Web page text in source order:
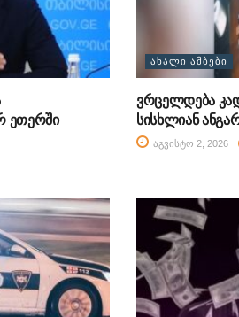
ეთერში
ᲐᲮᲐᲚᲘ ᲐᲛᲑᲔᲑᲘ
ვრცელდება
სისხლიან
აგვისტო 2, 2026